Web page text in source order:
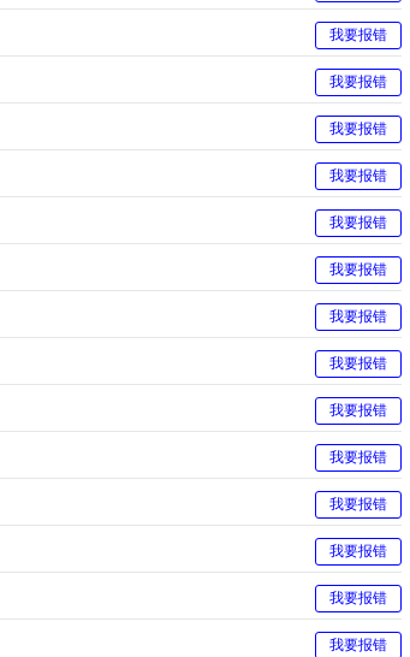
我要报错
我要报错
我要报错
我要报错
我要报错
我要报错
我要报错
我要报错
我要报错
我要报错
我要报错
我要报错
我要报错
我要报错